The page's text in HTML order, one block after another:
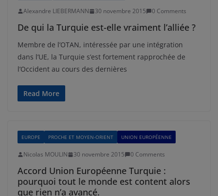
Alexandre LIEBERMANN 30 novembre 2015 0 Comments
De qui la Turquie est-elle vraiment l’alliée ?
Membre de l’OTAN, intéressée par une intégration
dans l’UE, la Turquie s’est fortement rapprochée de
l’Occident au cours des dernières
Read More
EUROPE PROCHE ET MOYEN-ORIENT UNION EUROPÉENNE
Nicolas MOULIN 30 novembre 2015 0 Comments
Accord Union Européenne Turquie :
pourquoi tout le monde est content alors
que rien n’a avancé.